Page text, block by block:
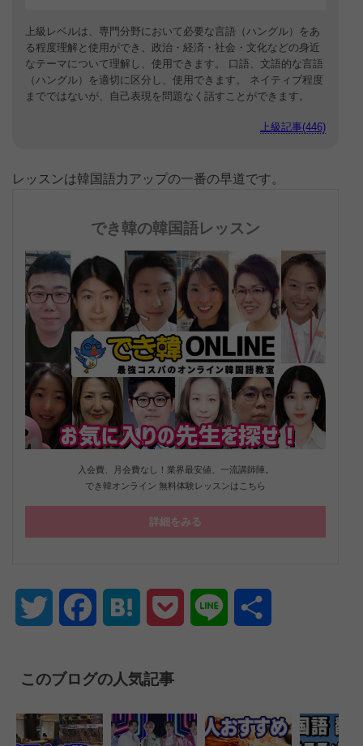
上級レベルは、専門分野において必要な言語（ハングル）をあ
る程度理解と使用ができ、政治・経済・社会・文化などの身近
なテーマについて理解し、使用できます。 口語、文語的な言語
（ハングル）を適切に区分し、使用できます。 ネイティブ程度
までではないが、自己表現を問題なく話すことができます。
上級記事(446)
レッスンは韓国語力アップの一番の早道です。
でき韓の韓国語レッスン
入会費、月会費なし！業界最安値、一流講師陣。
でき韓オンライン 無料体験レッスンはこちら
詳細をみる
Twitter FacebookHatena Pocket Line
このブログの人気記事